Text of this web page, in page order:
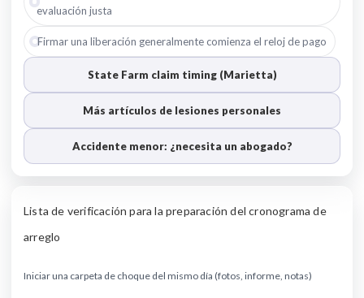
evaluación justa
Firmar una liberación generalmente comienza el reloj de pago
State Farm claim timing (Marietta)
Más artículos de lesiones personales
Accidente menor: ¿necesita un abogado?
Lista de verificación para la preparación del cronograma de
arreglo
Iniciar una carpeta de choque del mismo día (fotos, informe, notas)